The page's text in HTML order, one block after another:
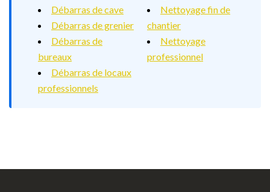
Débarras de cave
Débarras de grenier
Débarras de
bureaux
Débarras de locaux
professionnels
Nettoyage fin de
chantier
Nettoyage
professionnel